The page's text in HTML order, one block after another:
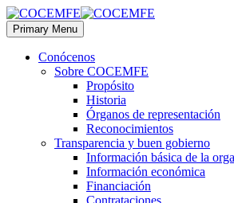
Primary Menu
Conócenos
Sobre COCEMFE
Propósito
Historia
Órganos de representación
Reconocimientos
Transparencia y buen gobierno
Información básica de la
Información económica
Financiación
Contrataciones